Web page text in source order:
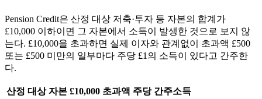
Pension Credit은 산정 대상 저축·투자 등 자본의 합계가
£10,000 이하이면 그 자본에서 소득이 발생한 것으로 보지 않
는다. £10,000을 초과하면 실제 이자와 관계없이 초과액 £500
또는 £500 미만의 일부마다 주당 £1의 소득이 있다고 간주한
다.
산정 대상 자본 £10,000 초과액 주당 간주소득